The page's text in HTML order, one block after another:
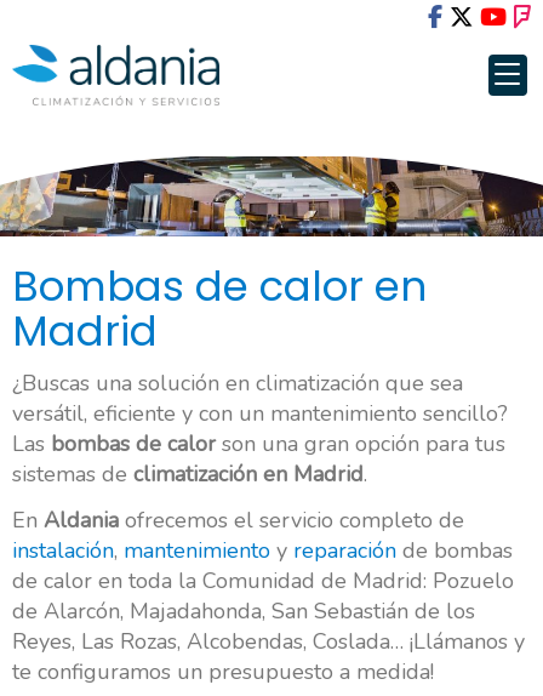
Bombas de calor en
Madrid
¿Buscas una solución en climatización que sea
versátil, eficiente y con un mantenimiento sencillo?
Las bombas de calorson una gran opción para tus
sistemas de climatización en Madrid.
En Aldania ofrecemos el servicio completo de
instalación, mantenimiento y reparación de bombas
de calor en toda la Comunidad de Madrid: Pozuelo
de Alarcón, Majadahonda, San Sebastián de los
Reyes, Las Rozas, Alcobendas, Coslada… ¡Llámanos y
te configuramos un presupuesto a medida!